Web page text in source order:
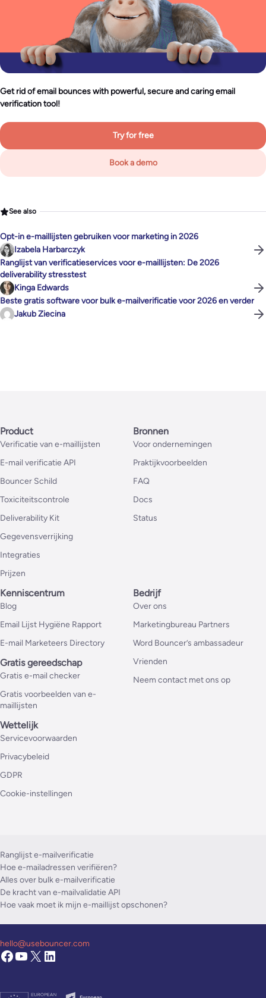
Get rid of email bounces with powerful, secure and caring email
verification tool!
Try for free
Book a demo
See also
Opt-in e-maillijsten gebruiken voor marketing in 2026
Izabela Harbarczyk
Ranglijst van verificatieservices voor e-maillijsten: De 2026
deliverability stresstest
Kinga Edwards
Beste gratis software voor bulk e-mailverificatie voor 2026 en verder
Jakub Ziecina
Product
Verificatie van e-maillijsten
E-mail verificatie API
Bouncer Schild
Toxiciteitscontrole
Deliverability Kit
Gegevensverrijking
Integraties
Prijzen
Bronnen
Voor ondernemingen
Praktijkvoorbeelden
FAQ
Docs
Status
Kenniscentrum
Blog
Email Lijst Hygiëne Rapport
E-mail Marketeers Directory
Gratis gereedschap
Gratis e-mail checker
Gratis voorbeelden van e-
maillijsten
Bedrijf
Over ons
Marketingbureau Partners
Word Bouncer’s ambassadeur
Vrienden
Neem contact met ons op
Wettelijk
Servicevoorwaarden
Privacybeleid
GDPR
Cookie-instellingen
Ranglijst e-mailverificatie
Hoe e-mailadressen verifiëren?
Alles over bulk e-mailverificatie
De kracht van e-mailvalidatie API
Hoe vaak moet ik mijn e-maillijst opschonen?
hello@usebouncer.com